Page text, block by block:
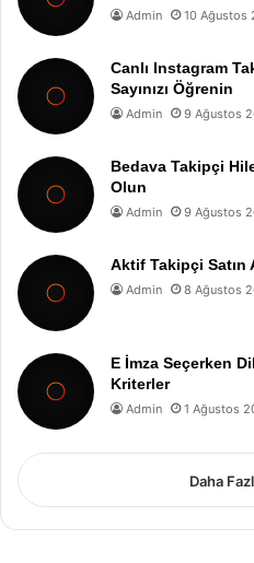
Admin 10 Ağustos
Canlı Instagram
Sayınızı Öğrenin
Admin 9 Ağustos
Bedava Takipçi
Olun
Admin 9 Ağustos
Aktif Takipçi Satın
Admin 8 Ağustos
E İmza Seçerken
Kriterler
Admin 1 Ağustos
Daha